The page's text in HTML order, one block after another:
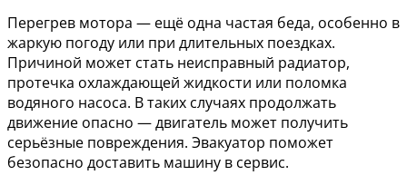
Перегрев мотора — ещё одна частая беда, особенно в
жаркую погоду или при длительных поездках.
Причиной может стать неисправный радиатор,
протечка охлаждающей жидкости или поломка
водяного насоса. В таких случаях продолжать
движение опасно — двигатель может получить
серьёзные повреждения. Эвакуатор поможет
безопасно доставить машину в сервис.